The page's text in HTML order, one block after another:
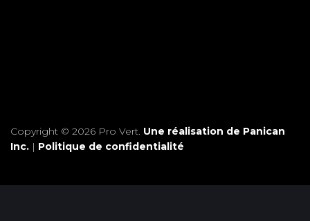
Copyright © 2026 Pro Vert. Une réalisation de Panican
Inc. | Politique de confidentialité